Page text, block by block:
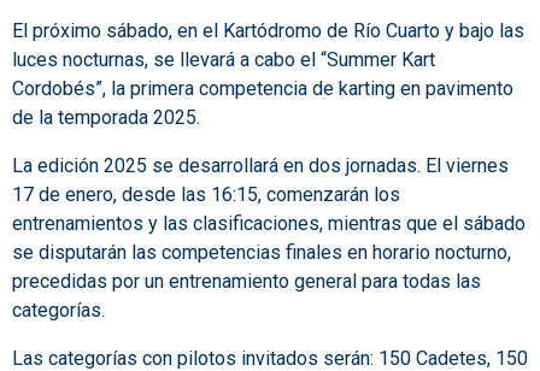
El próximo sábado, en el Kartódromo de Río Cuarto y bajo las
luces nocturnas, se llevará a cabo el “Summer Kart
Cordobés”, la primera competencia de karting en pavimento
de la temporada 2025.
La edición 2025 se desarrollará en dos jornadas. El viernes
17 de enero, desde las 16:15, comenzarán los
entrenamientos y las clasificaciones, mientras que el sábado
se disputarán las competencias finales en horario nocturno,
precedidas por un entrenamiento general para todas las
categorías.
Las categorías con pilotos invitados serán: 150 Cadetes, 150